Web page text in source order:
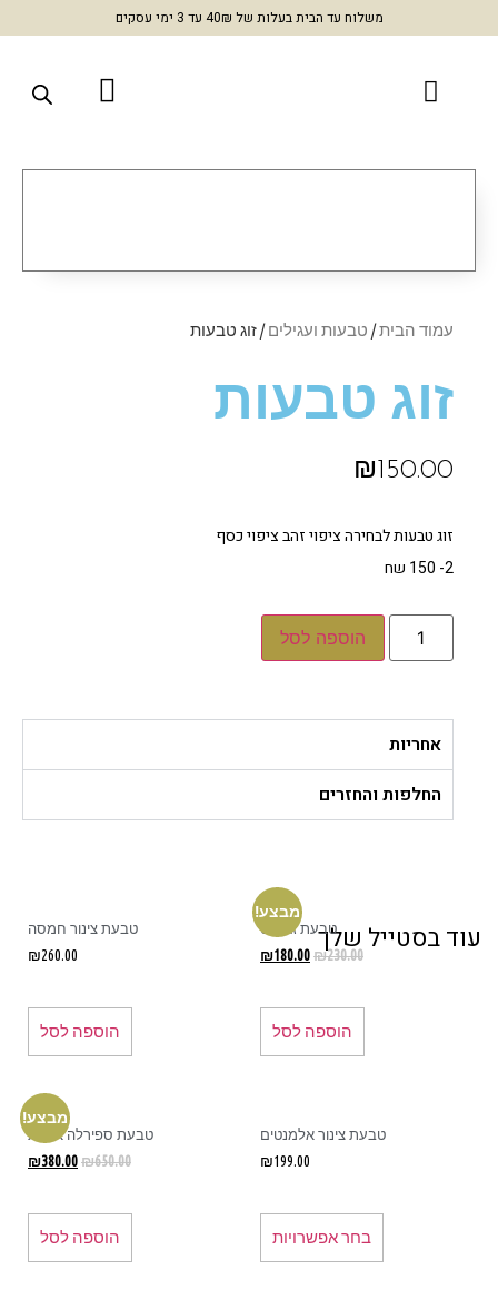
משלוח עד הבית בעלות של 40₪ עד 3 ימי עסקים
עמוד הבית/טבעות ועגילים/ זוג טבעות
זוג טבעות
₪150.00
זוג טבעות לבחירה ציפוי זהב ציפוי כסף
הוספה לסל
אחריות
החלפות והחזרים
בסטייל שלך
מבצע!
טבעת גורמט
₪230.00
₪180.00
הוספה לסל
טבעת צינור חמסה
₪260.00
הוספה לסל
טבעת צינור אלמנטים
₪199.00
בחר אפשרויות
מבצע!
טבעת ספירלה אישית
₪650.00
₪380.00
הוספה לסל